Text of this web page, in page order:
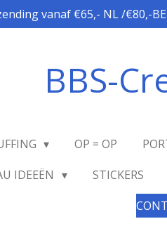
vanaf €65,- NL /€80,-BE
BBS-
OP = OP
IDEEËN
STICKERS